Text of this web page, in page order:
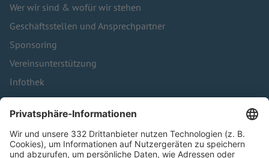
Wer wir sind & wofür wir stehen
Geschäftsstellen und Ansprechpartner
Sponsoring
Vereinsunterstützung
Infothek
Kontakt
HÄUFIG BESUCHTE SEITEN